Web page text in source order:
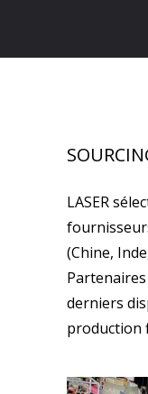
LASER
(Chine,
derniers
production